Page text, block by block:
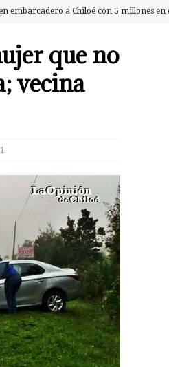
embarcadero a Chiloé con 5 millones
en pago de sueldos en Corporación
a escombros tras «raro» incendio.
ingresar 2 kg de mezcla de
que no
vecina
1